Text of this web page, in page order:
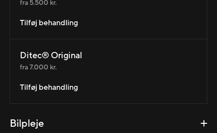
fra 5.500 kr.
Tilføj behandling
Ditec® Original
fra 7.000 kr.
Tilføj behandling
Bilpleje